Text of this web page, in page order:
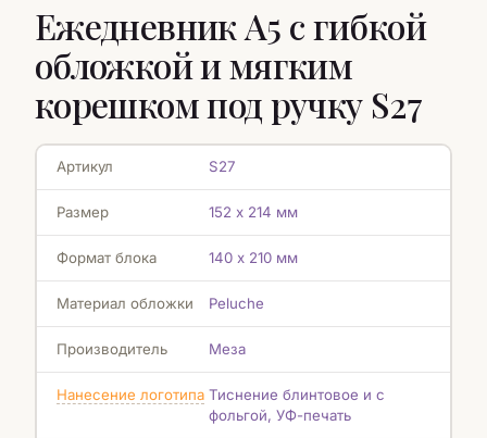
Ежедневник А5 с гибкой
обложкой и мягким
корешком под ручку S27
Артикул S27
Размер 152 х 214 мм
Формат блока 140 х 210 мм
Материал обложки Peluche
Производитель Меза
Нанесение логотипа Тиснение блинтовое и с
фольгой, УФ-печать